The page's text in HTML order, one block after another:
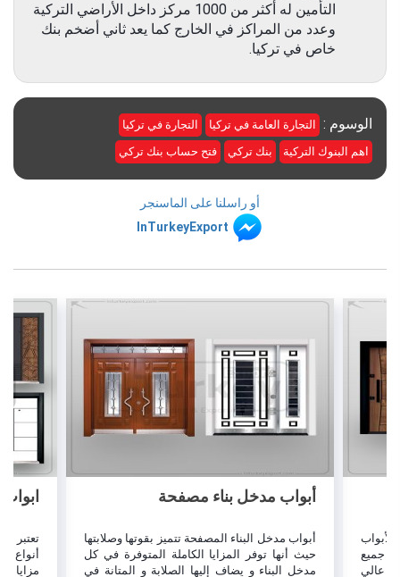
التأمين له أكثر من 1000 مركز داخل الأراضي التركية
وعدد من المراكز في الخارج كما يعد ثاني أضخم بنك
خاص في تركيا.
الوسوم : التجارة العامة في تركيا
التجارة في تركيا
اهم البنوك التركية
بنك تركي فتح حساب بنك تركي
أو راسلنا على الماسنجر
InTurkeyExport
جميع
عالي
أبواب مدخل بناء مصفحة
أبواب مدخل البناء المصفحة تتميز بقوتها وصلابتها
حيث أنها توفر المزايا الكاملة المتوفرة في كل
مدخل البناء و يضاف إليها الصلابة و المتانة في
تعتبر
أنواع
مزايا